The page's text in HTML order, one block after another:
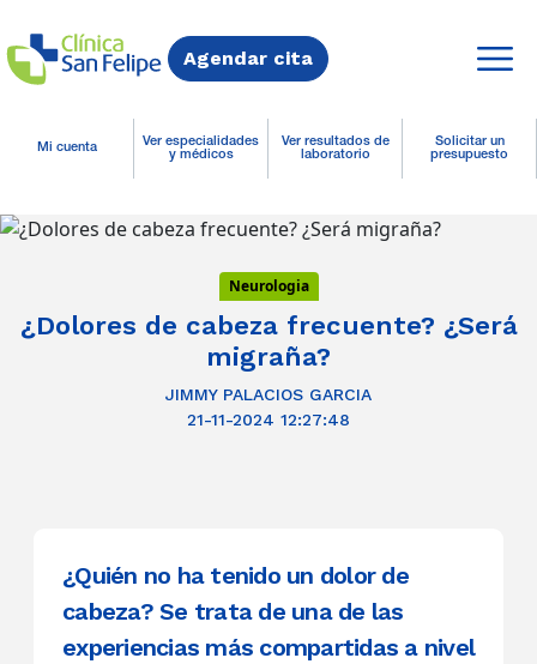
Agendar cita
Mi cuenta
Ver especialidades
y médicos
Ver resultados de
laboratorio
Solicitar un
presupuesto
Neurologia
¿Dolores de cabeza frecuente? ¿Será
migraña?
JIMMY PALACIOS GARCIA
21-11-2024 12:27:48
¿Quién no ha tenido un dolor de
cabeza? Se trata de una de las
experiencias más compartidas a nivel